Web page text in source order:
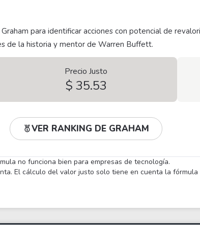
para identificar acciones con potencial de
de la historia y mentor de Warren Buffett.
Precio Justo
$ 35.53
VER RANKING DE GRAHAM
no funciona bien para empresas de tecnología.
El cálculo del valor justo solo tiene en cuenta la